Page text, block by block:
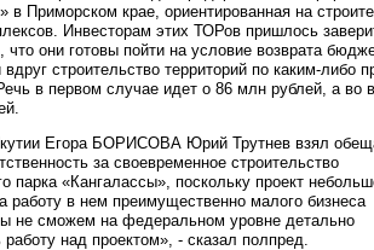
в Приморском крае, ориентированная на
Инвесторам этих ТОРов пришлось
что они готовы пойти на условие возврата
строительство территорий по каким-либо
в первом случае идет о 86 млн рублей, а во
Егора БОРИСОВА Юрий Трутнев взял
за своевременное строительство
парка «Кангалассы», поскольку проект
работу в нем преимущественно малого бизнеса
не сможем на федеральном уровне детально
работу над проектом», - сказал полпред.